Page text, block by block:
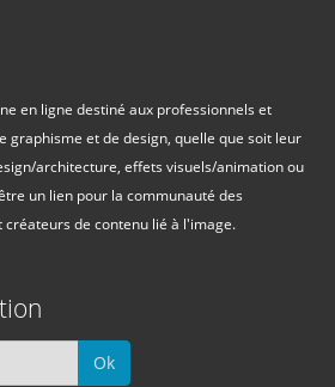
en ligne destiné aux professionnels et
graphisme et de design, quelle que soit leur
architecture, effets visuels/animation ou
un lien pour la communauté des
de contenu lié à l'image.
Ok